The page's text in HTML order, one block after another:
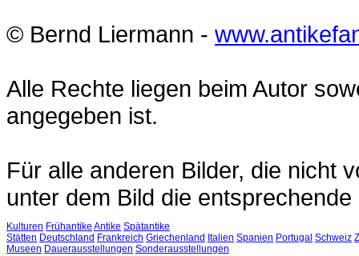
© Bernd Liermann -
Alle Rechte liegen beim Autor
angegeben ist.
Für alle anderen Bilder, die nicht
unter dem Bild die
Kulturen Frühantike Antike Spätantike
Stätten Deutschland Frankreich Griechenland Italien Spanien Portugal Schweiz
Museen Dauerausstellungen Sonderausstellungen